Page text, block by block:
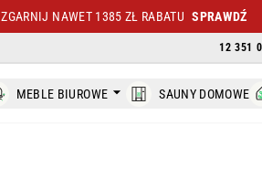
ZGARNIJ NAWET 1385 ZŁ RABATU SPRAWDŹ
12 351
MEBLE BIUROWE SAUNY DOMOWE